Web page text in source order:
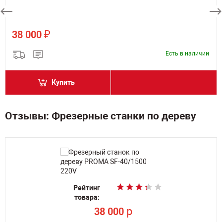
38 000 ₽
Есть в наличии
Купить
Отзывы: Фрезерные станки по дереву
Рейтинг
товара:
38 000 p
Рейтинг
товара:
38 000 p
Рейтинг
товара:
38 000 p
Рейтинг
товара:
38 000 p